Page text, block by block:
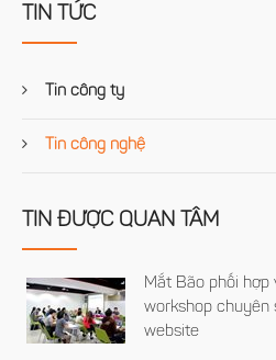
TIN TỨC
Tin công ty
Tin công nghệ
TIN ĐƯỢC QUAN TÂM
Mắt Bão phối hợp
workshop chuyên
website